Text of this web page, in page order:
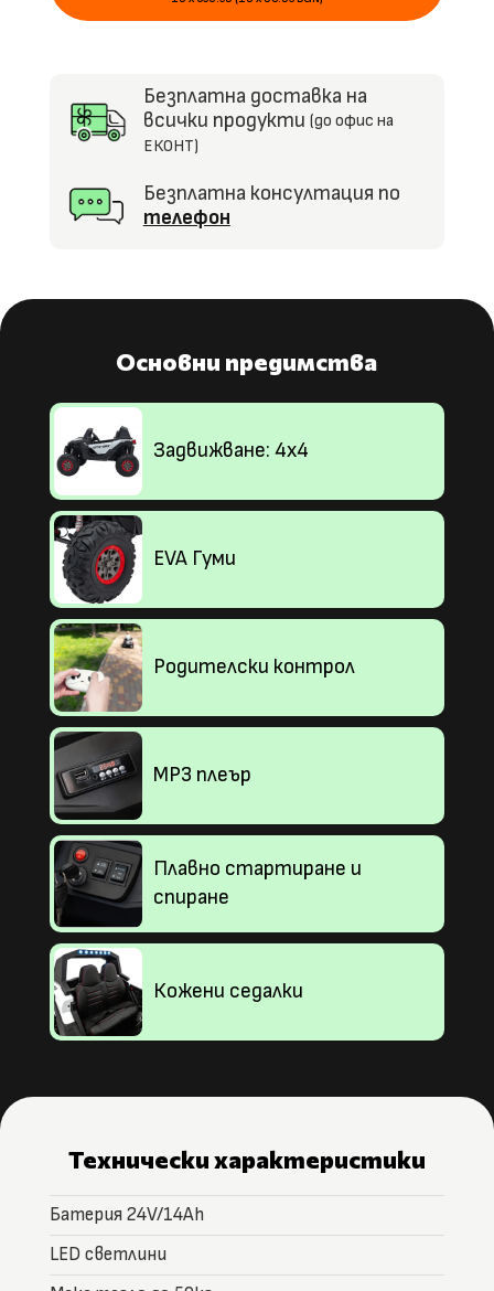
Амортисьори
отзад
Безплатна доставка на
всички продукти (до офис на
ЕКОНТ)
Безплатна консултация по
телефон
Основни предимства
Задвижване: 4х4
EVA Гуми
Родителски контрол
MP3 плеър
Плавно стартиране и
спиране
Кожени седалки
Технически характеристики
Батерия 24V/14Ah
LED светлини